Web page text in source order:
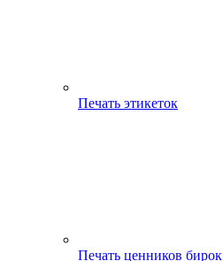
Печать этикеток
Печать ценников бирок